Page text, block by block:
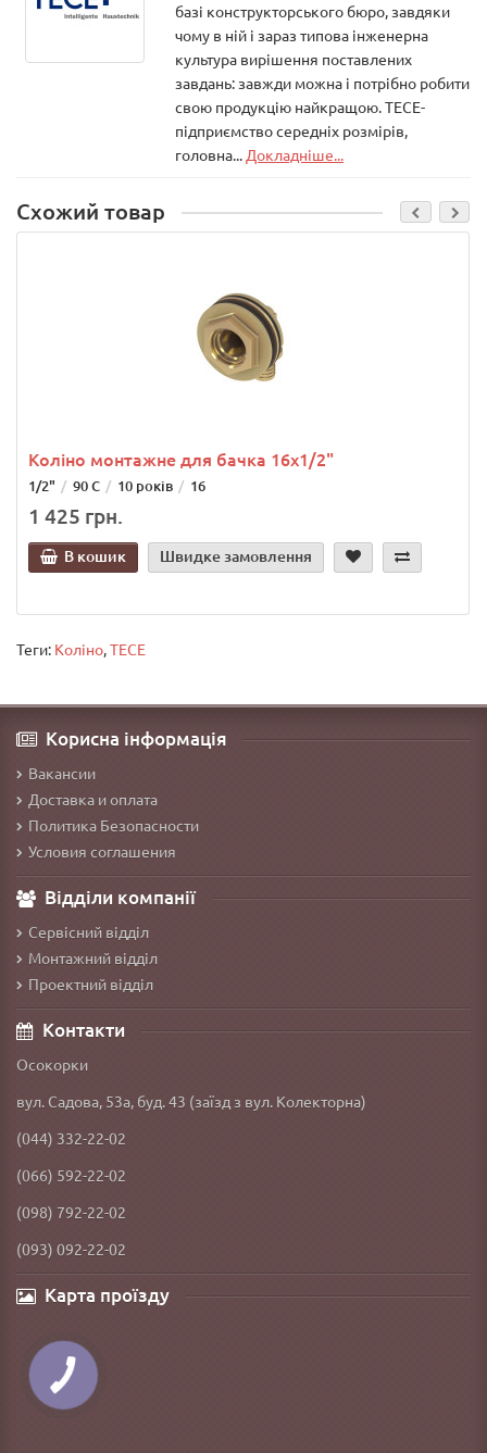
базі конструкторського бюро, завдяки
чому в ній і зараз типова інженерна
культура вирішення поставлених
завдань: завжди можна і потрібно робити
свою продукцію найкращою. ТЕСЕ-
підприємство середніх розмірів,
головна... Докладніше...
Схожий товар
Коліно монтажне для бачка 16х1/2"
1/2" 90 С 10 років 16
1 425 грн.
В кошик Швидке замовлення
Теги: Коліно,TECE
Корисна інформація
Вакансии
Доставка и оплата
Политика Безопасности
Условия соглашения
Відділи компанії
Сервісний відділ
Монтажний відділ
Проектний відділ
Контакти
Осокорки
вул. Садова, 53а, буд. 43 (заїзд з вул. Колекторна)
(044) 332-22-02
(066) 592-22-02
(098) 792-22-02
(093) 092-22-02
Карта проїзду